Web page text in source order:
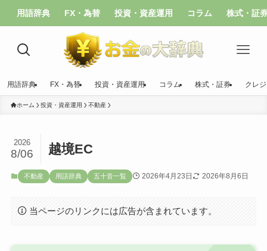
用語辞典 FX・為替 投資・資産運用 コラム 株式・証
用語辞典 FX・為替 投資・資産運用 コラム 株式・証券 クレ
ホーム 投資・資産運用 不動産
越境EC
2026
8/06
不動産 用語辞典 五十音一覧 2026年4月23日 2026年8月6日
当ページのリンクには広告が含まれています。